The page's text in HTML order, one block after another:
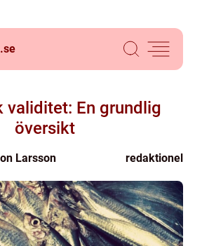
se
validitet: En grundlig
översikt
Larsson redaktionel